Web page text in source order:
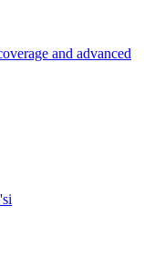
and advanced